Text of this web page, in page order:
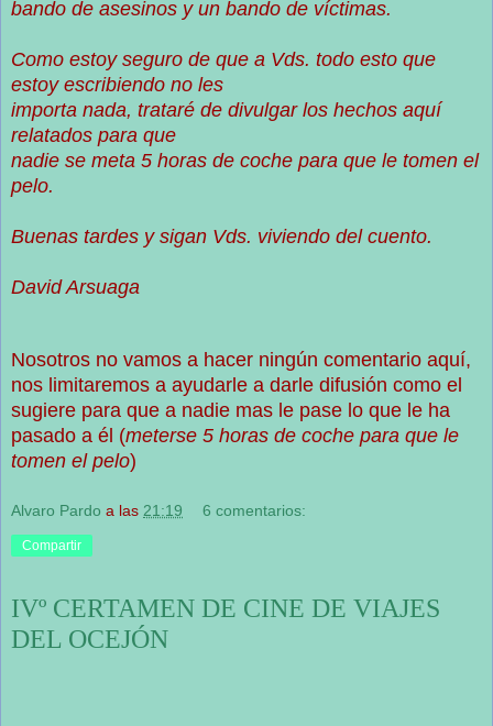
bando de asesinos y un bando de víctimas.
Como estoy seguro de que a Vds. todo esto que
estoy escribiendo no les
importa nada, trataré de divulgar los hechos aquí
relatados para que
nadie se meta 5 horas de coche para que le tomen el
pelo.
Buenas tardes y sigan Vds. viviendo del cuento.
David Arsuaga
Nosotros no vamos a hacer ningún comentario aquí,
nos limitaremos a ayudarle a darle difusión como el
sugiere para que a nadie mas le pase lo que le ha
pasado a él (meterse 5 horas de coche para que le
tomen el pelo)
Alvaro Pardo a las 21:19 6 comentarios:
Compartir
IVº CERTAMEN DE CINE DE VIAJES
DEL OCEJÓN